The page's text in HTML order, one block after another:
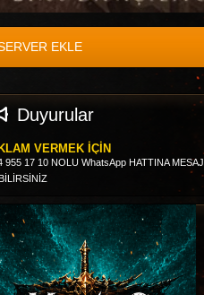
EKLE
Duyurular
VERMEK İÇİN
955 17 10 NOLU WhatsApp HATTINA MESAJ